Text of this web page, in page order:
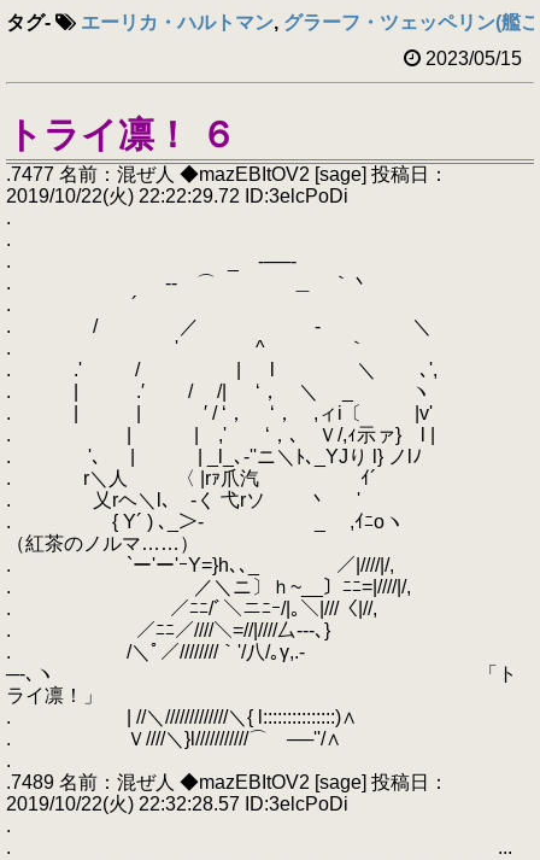
タグ- エーリカ・ハルトマン, グラーフ・ツェッペリン(艦
2023/05/15
トライ凛！ ６
.7477 名前：混ぜ人 ◆mazEBItOV2 [sage] 投稿日：
2019/10/22(火) 22:22:29.72 ID:3elcPoDi
.
.
. _ -──-
. -‐ ⌒ ＿ ｀丶
. ´
. / ／ - ＼
. ' ^ ｀
. .' / | l ＼ ､',
. | .′ / /| ‘， ＼ _ ヽ
. | | ′ / ‘， ‘， ,ィi〔 |v'
. | | ,' ‘，､ Ｖ/,ｨ示ァ} l |
. '､ | | _l_､‐''ニ＼ﾄ､_YJり l} ノlﾉ
. r＼人 〈 |rｧ爪汽 ｲ´
. 乂rヘ＼l､ -く 弋rソ 丶 '
. { Y´ ) ､_＞- ゝ _ ,ｲﾆoヽ
（紅茶のノルマ……）
. `ー'ー'ｰY=}h､､_ ／|////|/,
. ／＼ニ〕ｈ~__〕ﾆﾆ=|////|/,
. ／ﾆﾆ/ﾞ＼ニﾆｰ/|｡＼|///〈|//,
. ／ﾆﾆ／////＼=//|////厶---､}
. /＼ﾟ／////////｀'/八/｡γ,.-
─-､ヽ 「ト
ライ凛！」
. | //＼/////////////＼{ l:::::::::::::::)∧
. Ｖ////＼}l///////////⌒ゝ──''/∧
.
.7489 名前：混ぜ人 ◆mazEBItOV2 [sage] 投稿日：
2019/10/22(火) 22:32:28.57 ID:3elcPoDi
.
. ...